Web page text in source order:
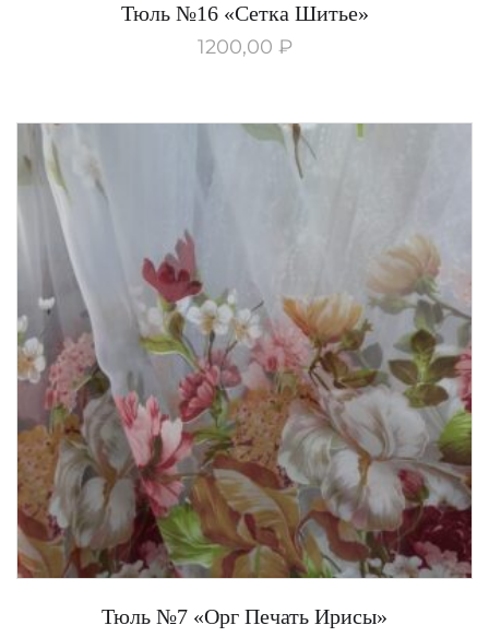
Тюль №16 «Сетка Шитье»
1200,00 ₽
Тюль №7 «Орг Печать Ирисы»